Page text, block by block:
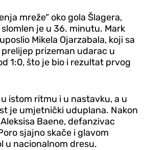
mreže“ oko gola Šlagera,
je u 36. minutu. Mark
Mikela Ojarzabala, koji sa
prelijep prizeman udarac u
1:0, što je bio i rezultat prvog
istom ritmu i u nastavku, a u
je umjetnički uduplana. Nakon
Baene, defanzivac
sjajno skače i glavom
u nacionalnom dresu.